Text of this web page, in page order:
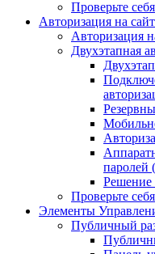
Проверьте себя
Авторизация на
Авторизация
Двухэтапная
паролей
Решение
Проверьте себя
Элементы
Публичный